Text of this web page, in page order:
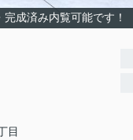
成済み内覧可能です！
目